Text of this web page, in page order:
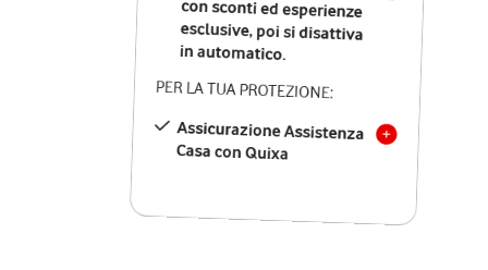
in automatico.
PER LA TUA PROTEZIONE:
Assicurazione Assistenza
Casa con Quixa